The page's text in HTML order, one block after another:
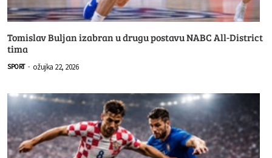
Tomislav Buljan izabran u drugu postavu NABC All-District
tima
SPORT - ožujka 22, 2026